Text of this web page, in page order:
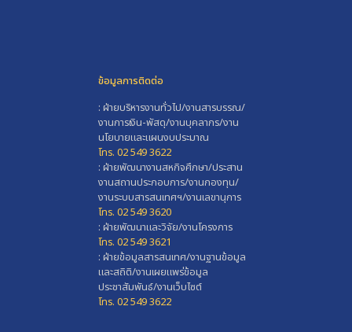
ข้อมูลการติดต่อ
: ฝ่ายบริหารงานทั่วไป/งานสารบรรณ/
งานการเงิน-พัสดุ/งานบุคลากร/งาน
นโยบายและแผนงบประมาณ
โทร. 02 549 3622
: ฝ่ายพัฒนางานสหกิจศึกษา/ประสาน
งานสถานประกอบการ/งานกองทุน/
งานระบบสารสนเทศฯ/งานเลขานุการ
โทร. 02 549 3620
: ฝ่ายพัฒนาและวิจัย/งานโครงการ
โทร. 02 549 3621
: ฝ่ายข้อมูลสารสนเทศ/งานฐานข้อมูล
และสถิติ/งานเผยแพร่ข้อมูล
ประชาสัมพันธ์/งานเว็บไซต์
โทร. 02 549 3622